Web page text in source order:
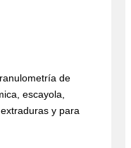
de
escayola,
y para